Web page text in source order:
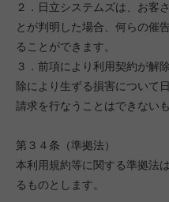
２．日立システムズは、お客
とが判明した場合、何らの催
ることができます。
３．前項により利用契約が解
除により生ずる損害について
請求を行なうことはできない
第３４条（準拠法）
本利用規約等に関する準拠法
るものとします。